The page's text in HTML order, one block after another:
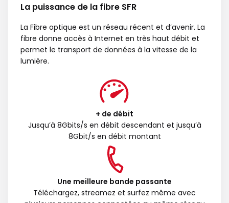
La puissance de la fibre SFR
La Fibre optique est un réseau récent et d’avenir. La
fibre donne accès à Internet en très haut débit et
permet le transport de données à la vitesse de la
lumière.
+ de débit
Jusqu’à 8Gbits/s en débit descendant et jusqu’à
8Gbit/s en débit montant
Une meilleure bande passante
Téléchargez, streamez et surfez même avec